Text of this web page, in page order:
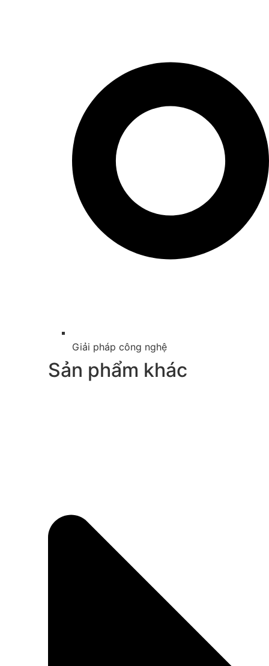
Giải pháp công nghệ
Sản phẩm khác